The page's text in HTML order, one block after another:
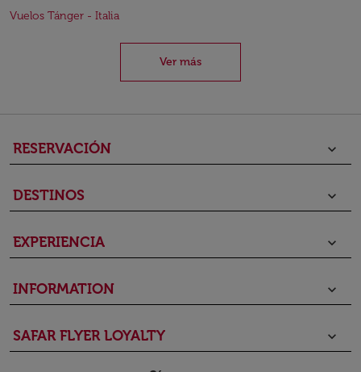
Vuelos Tánger - Italia
Ver más
RESERVACIÓN keyboard_arrow_down
DESTINOS keyboard_arrow_down
EXPERIENCIA keyboard_arrow_down
INFORMATION keyboard_arrow_down
SAFAR FLYER LOYALTY keyboard_arrow_down